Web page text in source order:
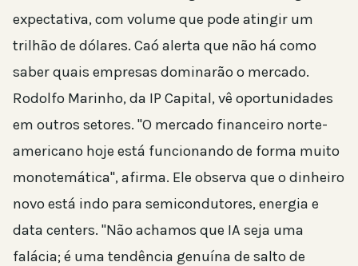
expectativa, com volume que pode atingir um
trilhão de dólares. Caó alerta que não há como
saber quais empresas dominarão o mercado.
Rodolfo Marinho, da IP Capital, vê oportunidades
em outros setores. "O mercado financeiro norte-
americano hoje está funcionando de forma muito
monotemática", afirma. Ele observa que o dinheiro
novo está indo para semicondutores, energia e
data centers. "Não achamos que IA seja uma
falácia; é uma tendência genuína de salto de